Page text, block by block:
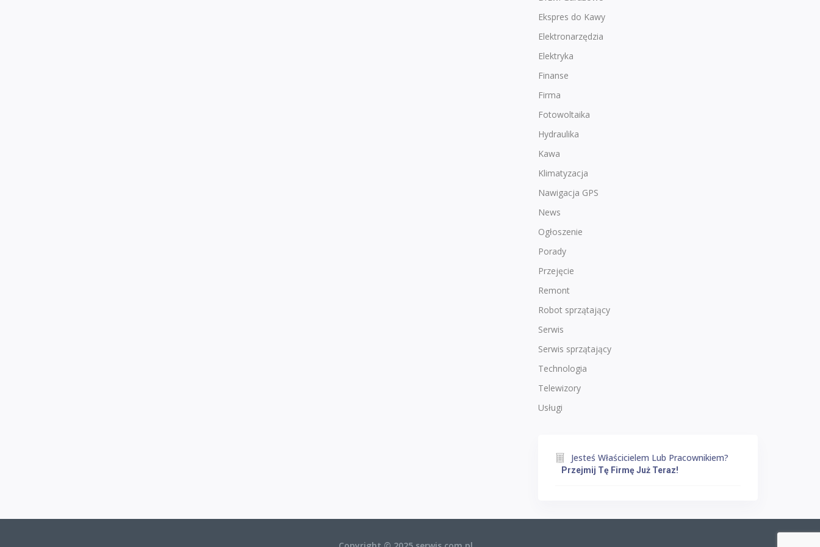
Ekspres do Kawy
Elektronarzędzia
Elektryka
Finanse
Firma
Fotowoltaika
Hydraulika
Kawa
Klimatyzacja
Nawigacja GPS
News
Ogłoszenie
Porady
Przejęcie
Remont
Robot sprzątający
Serwis
Serwis sprzątający
Technologia
Telewizory
Usługi
Jesteś Właścicielem Lub Pracownikiem?
Przejmij Tę Firmę Już Teraz!